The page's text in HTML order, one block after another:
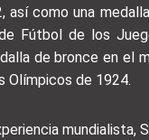
así como una
Fútbol de los
de bronce en el
Olímpicos de 1924.
mundialista,